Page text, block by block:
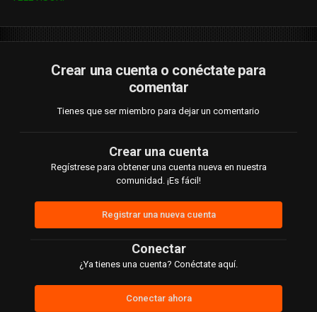
Crear una cuenta o conéctate para
comentar
Tienes que ser miembro para dejar un comentario
Crear una cuenta
Regístrese para obtener una cuenta nueva en nuestra
comunidad. ¡Es fácil!
Registrar una nueva cuenta
Conectar
¿Ya tienes una cuenta? Conéctate aquí.
Conectar ahora